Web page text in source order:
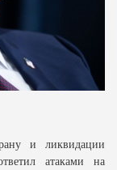
и ликвидации
атаками на